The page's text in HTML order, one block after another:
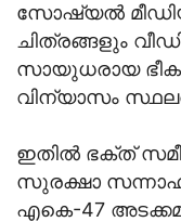
സോഷ്യൽ
ചിത്രങ്ങളും
സായുധരായ
വിന്യാസം
ഇതിൽ ഭക്ത്
സുരക്ഷാ
എകെ-47